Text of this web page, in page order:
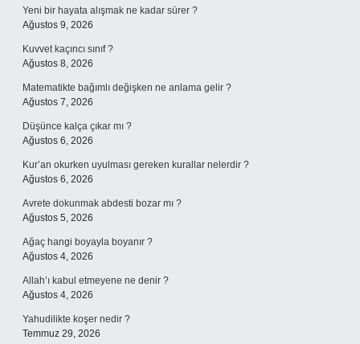
Yeni bir hayata alışmak ne kadar sürer ?
Ağustos 9, 2026
Kuvvet kaçıncı sınıf ?
Ağustos 8, 2026
Matematikte bağımlı değişken ne anlama gelir ?
Ağustos 7, 2026
Düşünce kalça çıkar mı ?
Ağustos 6, 2026
Kur’an okurken uyulması gereken kurallar nelerdir ?
Ağustos 6, 2026
Avrete dokunmak abdesti bozar mı ?
Ağustos 5, 2026
Ağaç hangi boyayla boyanır ?
Ağustos 4, 2026
Allah’ı kabul etmeyene ne denir ?
Ağustos 4, 2026
Yahudilikte koşer nedir ?
Temmuz 29, 2026